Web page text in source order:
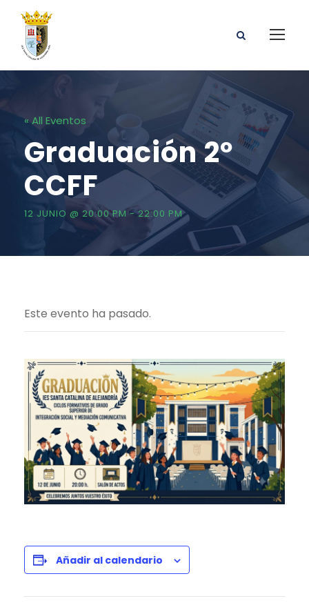
« All Eventos
Graduación 2º
CCFF
12 JUNIO @ 20:00 PM -22:00 PM
Este evento ha pasado.
Añadir al calendario